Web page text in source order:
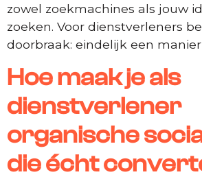
zowel zoekmachines als jouw
zoeken. Voor dienstverleners
doorbraak: eindelijk een manier
Hoe maak je als
dienstverlener
organische
die écht